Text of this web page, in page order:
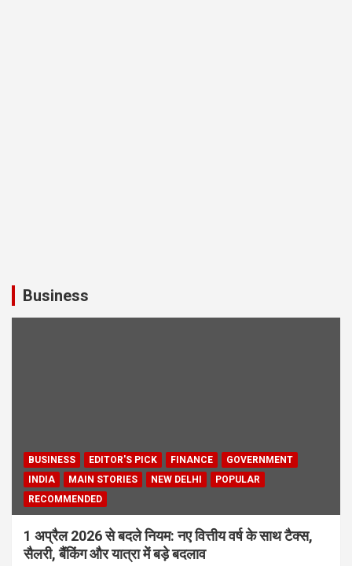
Business
BUSINESS EDITOR'S PICK FINANCE
GOVERNMENT
INDIA
MAIN STORIES NEW DELHI
POPULAR
RECOMMENDED
1 अप्रैल 2026 से बदले नियम: नए वित्तीय वर्ष के साथ टैक्स,
सैलरी, बैंकिंग और यात्रा में बड़े बदलाव